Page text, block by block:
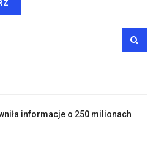
informacje o 250 milionach